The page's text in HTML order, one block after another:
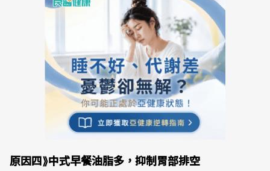
原因四⟫中式早餐油脂多，抑制胃部排空